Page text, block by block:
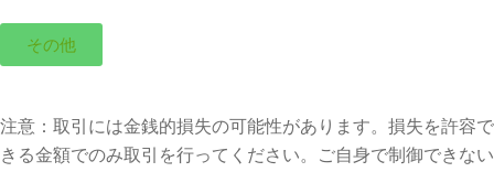
その他
注意：取引には金銭的損失の可能性があります。損失を許容で
きる金額でのみ取引を行ってください。ご自身で制御できない